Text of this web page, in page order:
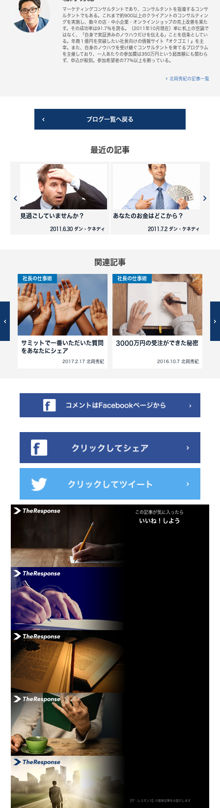
マーケティングコンサルタントであり、コンサルタントを指導するコンサ
ルタントでもある。これまで約900以上のクライアントのコンサルティン
グを実施し、数々の店・中小企業・オンラインショップの売上改善を果た
す。その成功率は91.7％を誇る。（2011年10月現在）単に机上の空論で
はなく、「自身で実証済みのノウハウだけを伝える」ことを信条としてい
る。年商１億円を突破したい社長向けの情報サイト『オクゴエ！』を主
宰。また、自身のノウハウを受け継ぐコンサルタントを育てるプログラム
を主催しており、一人あたりの参加費は350万円という超高額にも関わら
ず、申込が殺到。参加希望者の77%以上を断っている。
北岡秀紀の記事一覧
ブログ一覧へ戻る
最近の記事
見過ごしていませんか？
2011.6.30 ダン・ケネディ
あなたのお金はどこから？
2011.7.2 ダン・ケネディ
関連記事
社長の仕事術
サミットで一番いただいた質問
をあなたにシェア
2017.2.17 北岡秀紀
社長の仕事術
3000万円の受注ができた秘密
2016.10.7 北岡秀紀
この記事が気に入ったら
いいね！しよう
【ザ・レスポンス】の最新記事をお届けします